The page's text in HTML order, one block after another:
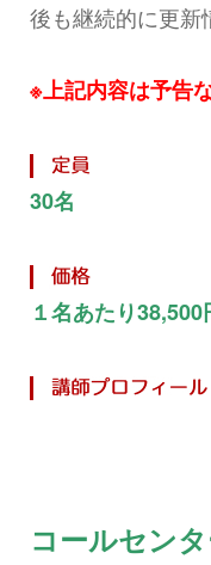
後も継続的に更新
※上記内容は予告
30名
１名あたり38,500
コールセン